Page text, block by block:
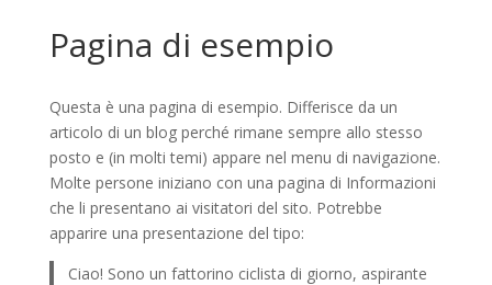
Pagina di esempio
Questa è una pagina di esempio. Differisce da un
articolo di un blog perché rimane sempre allo stesso
posto e (in molti temi) appare nel menu di navigazione.
Molte persone iniziano con una pagina di Informazioni
che li presentano ai visitatori del sito. Potrebbe
apparire una presentazione del tipo:
Ciao! Sono un fattorino ciclista di giorno, aspirante